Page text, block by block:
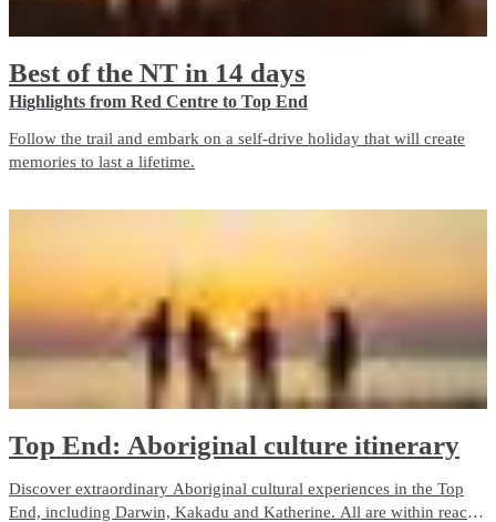
Best of the NT in 14 days
Highlights from Red Centre to Top End
Follow the trail and embark on a self-drive holiday that will create
memories to last a lifetime.
Top End: Aboriginal culture itinerary
Discover extraordinary Aboriginal cultural experiences in the Top
End, including Darwin, Kakadu and Katherine. All are within reach